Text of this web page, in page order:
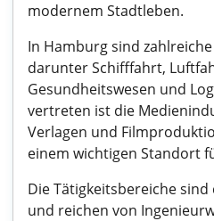
modernem Stadtleben.
In Hamburg sind
darunter Schifffahrt,
Gesundheitswesen und
vertreten ist die
Verlagen und
einem wichtigen Standort
Die Tätigkeitsbereiche
und reichen von